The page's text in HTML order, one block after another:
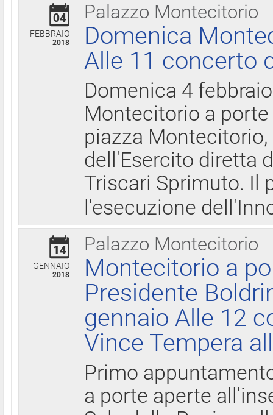
Palazzo Montecitorio
04
FEBBRAIO
2018
Domenica
Alle 11 concerto
Domenica 4
Montecitorio a
piazza
dell'Esercito diretta
Triscari Sprimuto. Il
l'esecuzione
Palazzo Montecitorio
14
GENNAIO
2018
Montecitorio a
Presidente
gennaio Alle 12
Vince Tempera
Primo
a porte aperte